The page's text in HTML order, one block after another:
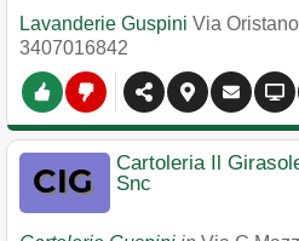
Lavanderie Guspini Via
3407016842
Cartoleria Il
Snc